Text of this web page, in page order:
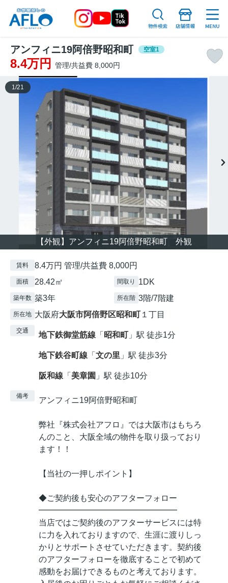
アンフィニ19阿倍野昭和町 空室1
8.4万円 管理/共益費 8,000円
【外観】アンフィニ19阿倍野昭和町 外観
1 /21
賃料 8.4万円 管理/共益費 8,000円
面積 28.42㎡ 間取り 1DK
築年数 築3年 所在階 3階/7階建
所在地 大阪府大阪市阿倍野区昭和町 １丁目
交通 地下鉄御堂筋線 「 昭和町 」駅 徒歩1分
地下鉄谷町線 「 文の里 」駅 徒歩3分
阪和線 「 美章園 」駅 徒歩10分
備考 アンフィニ19阿倍野昭和町
弊社『株式会社アフロ』では大阪市はもちろ
んのこと、大阪全域の物件を取り扱っており
ます！！
【当社の一押しポイント】
◆ご契約後も安心のアフターフォロー
━━━━━━━━━━━━━━━━━
当店ではご契約後のアフターサービスには特
に力を入れておりますので、生涯に渡りしっ
かりとサポートさせていただきます。契約後
のアフターフォローを徹底することで初めて
感動をお届けできるものと考えております。